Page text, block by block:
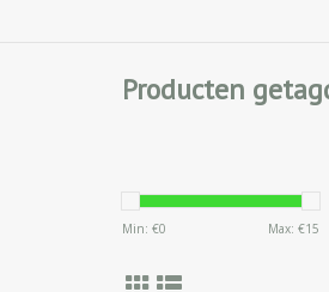
Producten
Min: €0 Max: €15